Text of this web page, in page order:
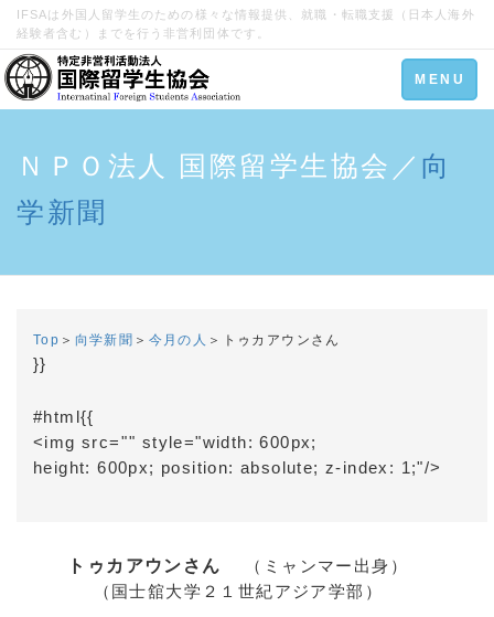
IFSAは外国人留学生のための様々な情報提供、就職・転職支援（日本人海外
経験者含む）までを行う非営利団体です。
Toggle
navigation
MENU
ＮＰＯ法人 国際留学生協会／ 向
学新聞
Top ＞ 向学新聞 ＞ 今月の人 ＞ トゥカアウンさん
}}
#html{{
<img src="" style="width: 600px;
height: 600px; position: absolute; z-index: 1;"/>
トゥカアウンさん
（ミャンマー出身）
（国士舘大学２１世紀アジア学部）